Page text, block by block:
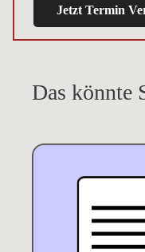
Jetzt Termin
Das könnte